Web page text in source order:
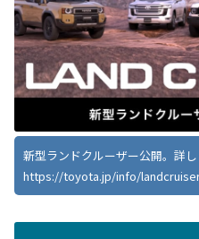
新型ランドクルーザー公開。詳
https://toyota.jp/info/